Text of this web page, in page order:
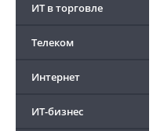
ИТ в торговле
Телеком
Интернет
ИТ-бизнес